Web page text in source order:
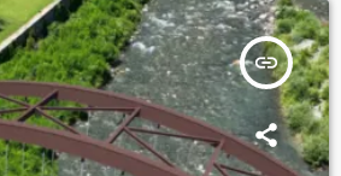
insert_link